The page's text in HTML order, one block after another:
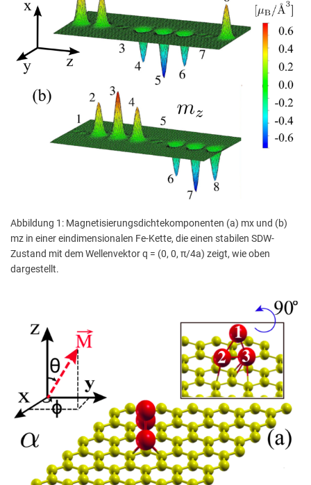
Abbildung 1: Magnetisierungsdichtekomponenten (a) mx und (b)
mz in einer eindimensionalen Fe-Kette, die einen stabilen SDW-
Zustand mit dem Wellenvektor q = (0, 0, π/4a) zeigt, wie oben
dargestellt.